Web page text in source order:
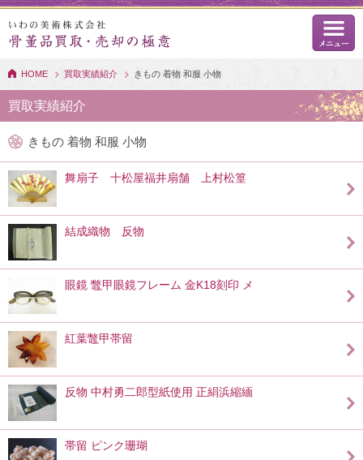
HOME 買取実績紹介 きもの 着物 和服 小物
買取実績紹介
きもの 着物 和服 小物
舞扇子 十松屋福井扇舗 上村松篁
結成織物 反物
眼鏡 鼈甲眼鏡フレーム 金K18刻印 メ
紅葉鼈甲帯留
反物 中村勇二郎型紙使用 正絹浜縮緬
帯留 ピンク珊瑚